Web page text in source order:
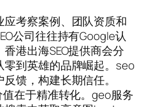
考察案例、团队资质和
公司往往持有Google认
港出海SEO提供商会分
零到英雄的品牌崛起。seo
馈，构建长期信任。
值在于精准转化。geo服务